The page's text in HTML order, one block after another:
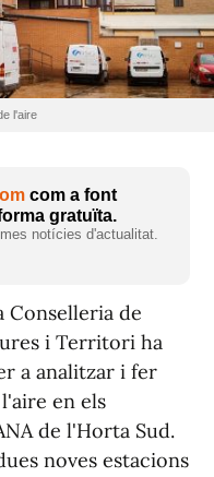
l'aire
com a font
gratuïta.
notícies d'actualitat.
Conselleria de
i Territori ha
a analitzar i fer
en els
de l'Horta Sud.
noves estacions